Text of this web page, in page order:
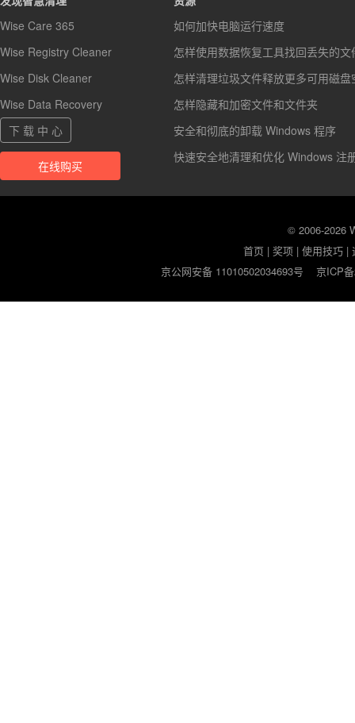
Wise Care 365
Wise Registry Cleaner
Wise Disk Cleaner
Wise Data Recovery
下 载 中 心
在线购买
如何加快电脑运行速度
怎样使用数据恢复工具找回丢失的文
怎样清理垃圾文件释放更多可用磁盘
怎样隐藏和加密文件和文件夹
安全和彻底的卸载 Windows 程序
快速安全地清理和优化 Windows 注
© 2006-2026
首页 |奖项 |使用技巧 |
京公网安备 11010502034693号
京ICP